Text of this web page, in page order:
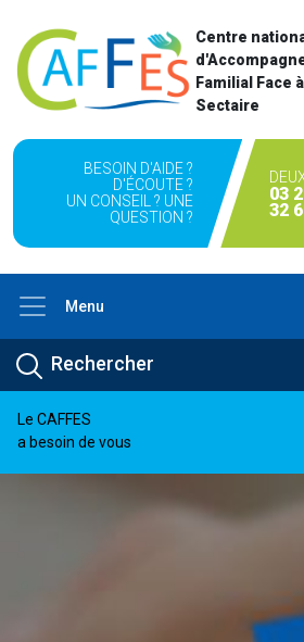
Centre
Familial Face
Sectaire
BESOIN D'AIDE ?
D'ÉCOUTE ?
UN CONSEIL ? UNE
QUESTION ?
03
32
Menu
Le CAFFES
a besoin de vous